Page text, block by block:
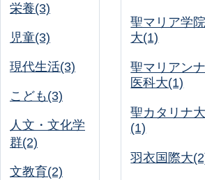
栄養(3)
児童(3)
現代生活(3)
こども(3)
人文・文化学
群(2)
文教育(2)
聖マリア学院
大(1)
聖マリアンナ
医科大(1)
聖カタリナ大
(1)
羽衣国際大